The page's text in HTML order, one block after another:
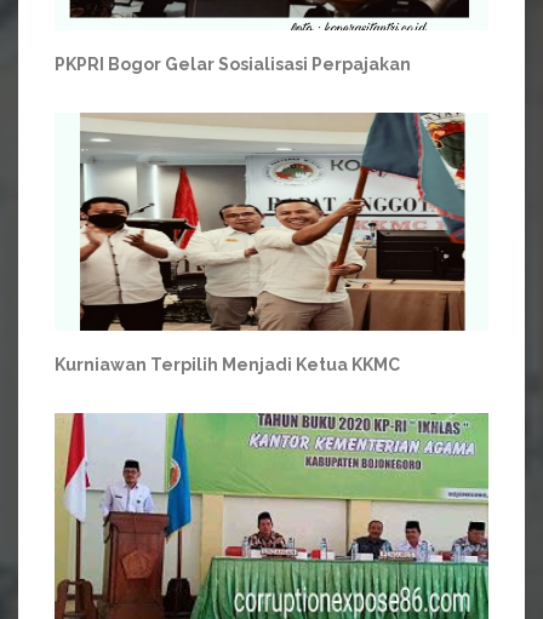
PKPRI Bogor Gelar Sosialisasi Perpajakan
Kurniawan Terpilih Menjadi Ketua KKMC